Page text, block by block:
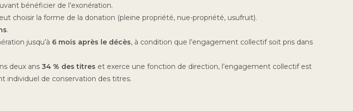
bénéficier de l’exonération.
choisir la forme de la donation (pleine propriété, nue-propriété, usufruit).
.
jusqu’à 6 mois après le décès, à condition que l’engagement collectif soit pris dans
deux ans 34 % des titres et exerce une fonction de direction, l’engagement collectif est
individuel de conservation des titres.